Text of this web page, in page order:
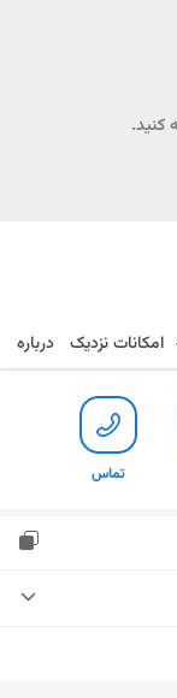
کنید.
تماس
امکانات نزدیک درباره
تماس